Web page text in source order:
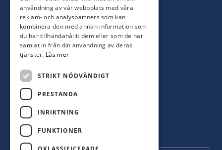
Färjestaden
0485-310 71
oland@hagblomsfarghandel.nu
Storgatan 34
386 30 Färjestaden
användning av vår webbplats med våra
reklam- och analyspartners som kan
kombinera den med annan information som
du har tillhandahållit dem eller som de har
samlat in från din användning av deras
tjänster. Läs mer
STRIKT NÖDVÄNDIGT
PRESTANDA
INRIKTNING
FUNKTIONER